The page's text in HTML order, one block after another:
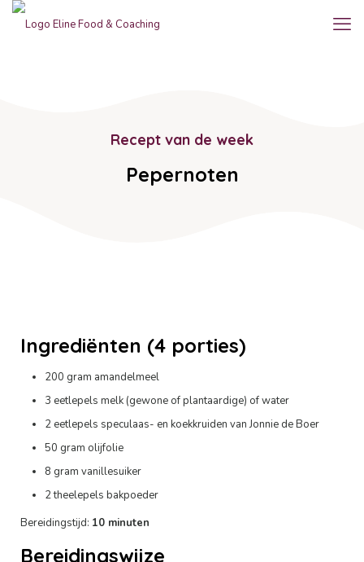
Recept van de week
Pepernoten
Ingrediënten (4 porties)
200 gram amandelmeel
3 eetlepels melk (gewone of plantaardige) of water
2 eetlepels speculaas- en koekkruiden van Jonnie de Boer
50 gram olijfolie
8 gram vanillesuiker
2 theelepels bakpoeder
Bereidingstijd: 10 minuten
Bereidingswijze